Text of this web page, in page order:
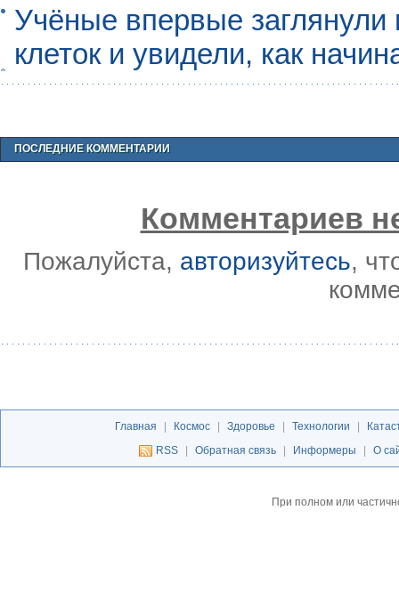
Учёные впервые
клеток и увидели, как
ПОСЛЕДНИЕ КОММЕНТАРИИ
Комментариев
Пожалуйста, авторизуйтесь,
Главная | Космос | Здоровье | Технологии |
RSS
| Обратная связь | Информеры | О
При полном или